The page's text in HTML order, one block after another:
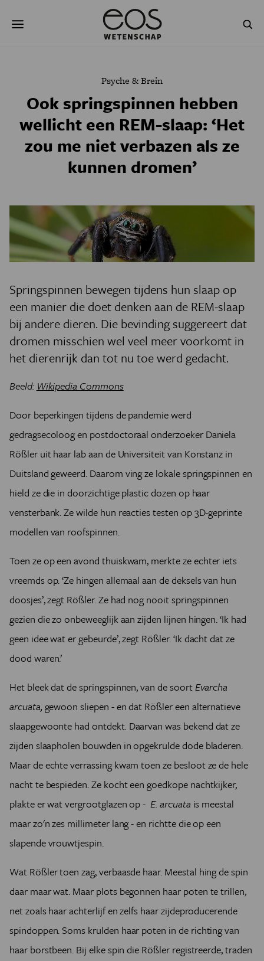
naar
NATUURWETENSCHAPPEN GESCHIEDENIS
PSYCHE & BREIN BLOGS
JONGE UITDAGERS
Psyche & Brein
Ook springspinnen hebben
wellicht een REM-slaap: ‘Het
zou me niet verbazen als ze
kunnen dromen’
Springspinnen bewegen tijdens hun slaap op
een manier die doet denken aan de REM-slaap
bij andere dieren. Die bevinding suggereert dat
dromen misschien wel veel meer voorkomt in
het dierenrijk dan tot nu toe werd gedacht.
Beeld: Wikipedia Commons
Door beperkingen tijdens de pandemie werd
gedragsecoloog en postdoctoraal onderzoeker Daniela
Rößler uit haar lab aan de Universiteit van Konstanz in
Duitsland geweerd. Daarom ving ze lokale springspinnen en
hield ze die in doorzichtige plastic dozen op haar
vensterbank. Ze wilde hun reacties testen op 3D-geprinte
modellen van roofspinnen.
Toen ze op een avond thuiskwam, merkte ze echter iets
vreemds op. ‘Ze hingen allemaal aan de deksels van hun
doosjes’, zegt Rößler. Ze had nog nooit springspinnen
gezien die zo onbeweeglijk aan zijden lijnen hingen. ‘Ik had
geen idee wat er gebeurde’, zegt Rößler. ‘Ik dacht dat ze
dood waren.’
Het bleek dat de springspinnen, van de soortEvarcha
arcuata,gewoon sliepen - en dat Rößler een alternatieve
slaapgewoonte had ontdekt. Daarvan was bekend dat ze
zijden slaapholen bouwden in opgekrulde dode bladeren.
Maar de echte verrassing kwam toen ze besloot ze de hele
nacht te bespieden. Ze kocht een goedkope nachtkijker,
plakte er wat vergrootglazen op -E. arcuata is meestal
maar zo'n zes millimeter lang - en richtte die op een
slapende vrouwtjespin.
Wat Rößler toen zag, verbaasde haar. Meestal hing de spin
daar maar wat. Maar plots begonnen haar poten te trillen,
net zoals haar achterlijf en zelfs haar zijdeproducerende
spindoppen. Soms krulden haar poten in de richting van
haar borstbeen. Bij elke spin die Rößler registreerde, traden